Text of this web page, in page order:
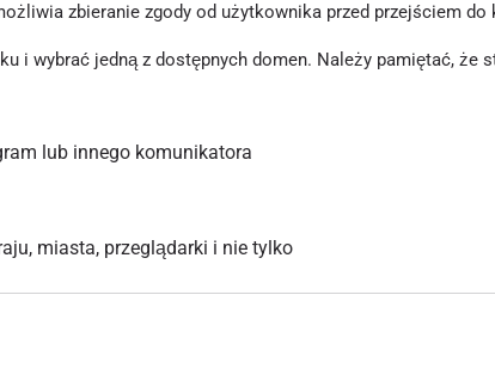
zbieranie zgody od użytkownika przed przejściem
wybrać jedną z dostępnych domen. Należy pamiętać, że
lub innego komunikatora
miasta, przeglądarki i nie tylko